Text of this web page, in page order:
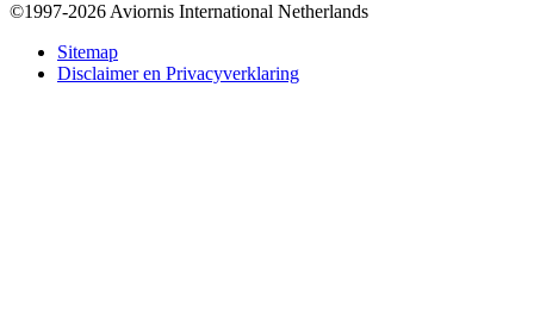
Bottom
©1997-2026 Aviornis International Netherlands
Sitemap
Disclaimer en Privacyverklaring